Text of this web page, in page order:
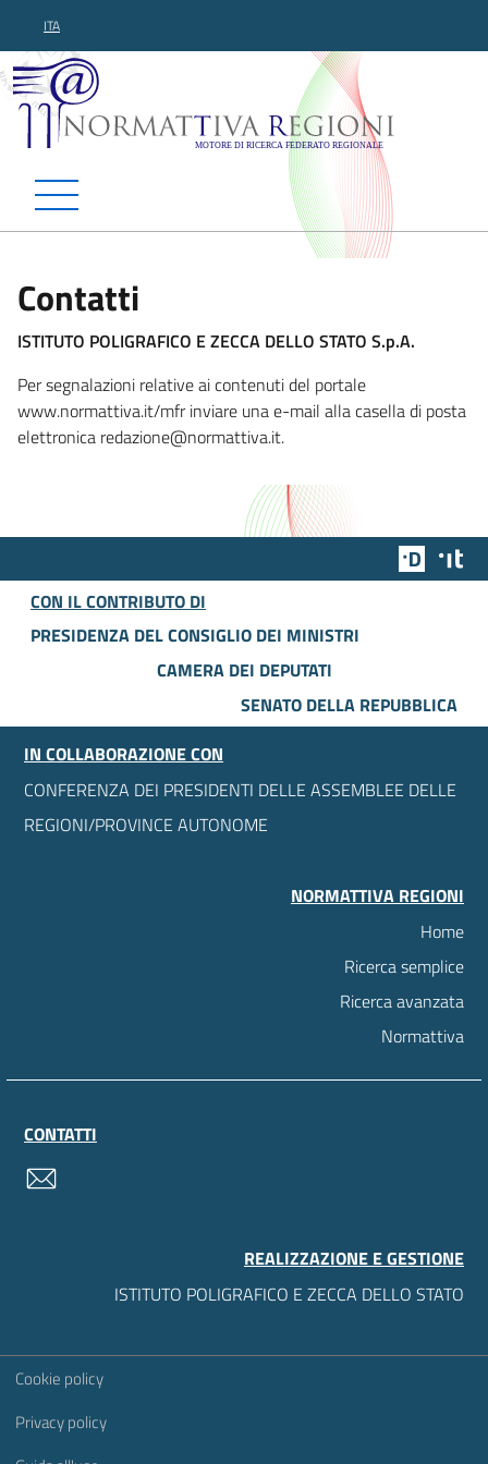
ITA
Normattiva Regioni -
Contatti
ISTITUTO POLIGRAFICO E ZECCA DELLO STATO S.p.A.
Per segnalazioni relative ai contenuti del portale
www.normattiva.it/mfr inviare una e-mail alla casella di posta
elettronica redazione@normattiva.it.
Team
CON IL CONTRIBUTO DI
PRESIDENZA DEL CONSIGLIO DEI MINISTRI
CAMERA DEI DEPUTATI
SENATO DELLA REPUBBLICA
IN COLLABORAZIONE CON
CONFERENZA DEI PRESIDENTI DELLE ASSEMBLEE DELLE
REGIONI/PROVINCE AUTONOME
NORMATTIVA REGIONI
Home
Ricerca semplice
Ricerca avanzata
Normattiva
CONTATTI
REALIZZAZIONE E GESTIONE
ISTITUTO POLIGRAFICO E ZECCA DELLO STATO
Sezione Link Utili
Cookie policy
Privacy policy